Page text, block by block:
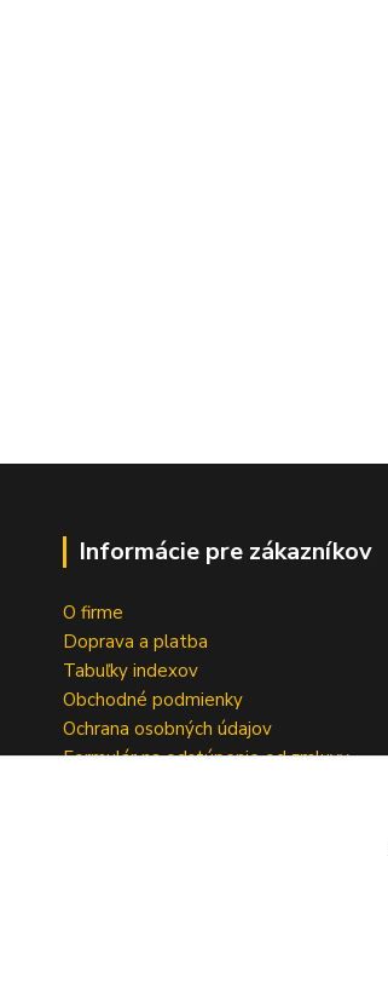
Informácie pre zákazníkov
O firme
Doprava a platba
Tabuľky indexov
Obchodné podmienky
Ochrana osobných údajov
Formulár na odstúpenie od zmluvy